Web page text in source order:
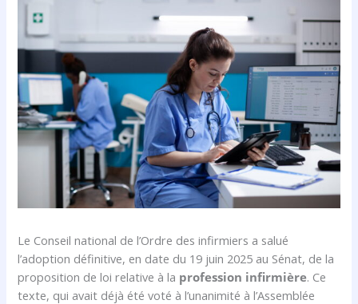
Le Conseil national de l’Ordre des infirmiers a salué
l’adoption définitive, en date du 19 juin 2025 au Sénat, de la
proposition de loi relative à la profession infirmière. Ce
texte, qui avait déjà été voté à l’unanimité à l’Assemblée